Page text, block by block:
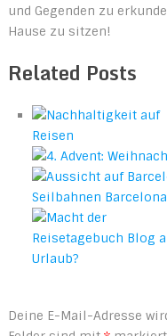
und Gegenden zu
Hause zu sitzen!
Related Posts
Deine E-Mail-Adresse